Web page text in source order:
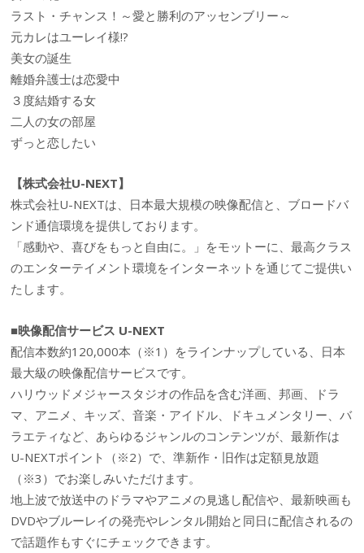
ラスト・チャンス！～愛と勝利のアッセンブリー～
元カレはユーレイ様!?
美女の誕生
離婚弁護士は恋愛中
３度結婚する女
二人の女の部屋
ずっと恋したい
【株式会社U-NEXT】
株式会社U-NEXTは、日本最大規模の映像配信と、ブロードバ
ンド通信環境を提供しております。
「感動や、喜びをもっと自由に。」をモットーに、最高クラス
のエンターテイメント環境をインターネットを通じてご提供い
たします。
■映像配信サービス U-NEXT
配信本数約120,000本（※1）をラインナップしている、日本
最大級の映像配信サービスです。
ハリウッドメジャースタジオの作品を含む洋画、邦画、ドラ
マ、アニメ、キッズ、音楽・アイドル、ドキュメンタリー、バ
ラエティなど、あらゆるジャンルのコンテンツが、最新作は
U-NEXTポイント（※2）で、準新作・旧作は定額見放題
（※3）でお楽しみいただけます。
地上波で放送中のドラマやアニメの見逃し配信や、最新映画も
DVDやブルーレイの発売やレンタル開始と同日に配信されるの
で話題作もすぐにチェックできます。